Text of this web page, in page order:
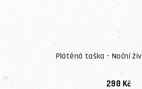
Plátěná taška - Noční
290 Kč